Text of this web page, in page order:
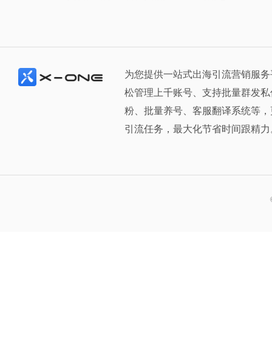
为您提供一站式出海引流营销服
松管理上千账号、支持批量群发
粉、批量养号、客服翻译系统等
引流任务，最大化节省时间跟精力